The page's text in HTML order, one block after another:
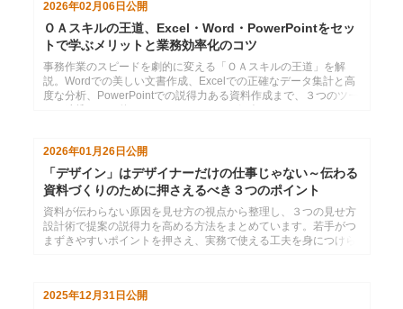
2026年02月06日 公開
ＯＡスキルの王道、Excel・Word・PowerPointをセッ
トで学ぶメリットと業務効率化のコツ
事務作業のスピードを劇的に変える「ＯＡスキルの王道」を解
説。Wordでの美しい文書作成、Excelでの正確なデータ集計と高
度な分析、PowerPointでの説得力ある資料作成まで、３つのツー
2026年01月26日公開
「デザイン」はデザイナーだけの仕事じゃない～伝わる
資料づくりのために押さえるべき３つのポイント
資料が伝わらない原因を見せ方の視点から整理し、３つの見せ方
設計術で提案の説得力を高める方法をまとめています。若手がつ
まずきやすいポイントを押さえ、実務で使える工夫を身につけら
2025年12月31日 公開